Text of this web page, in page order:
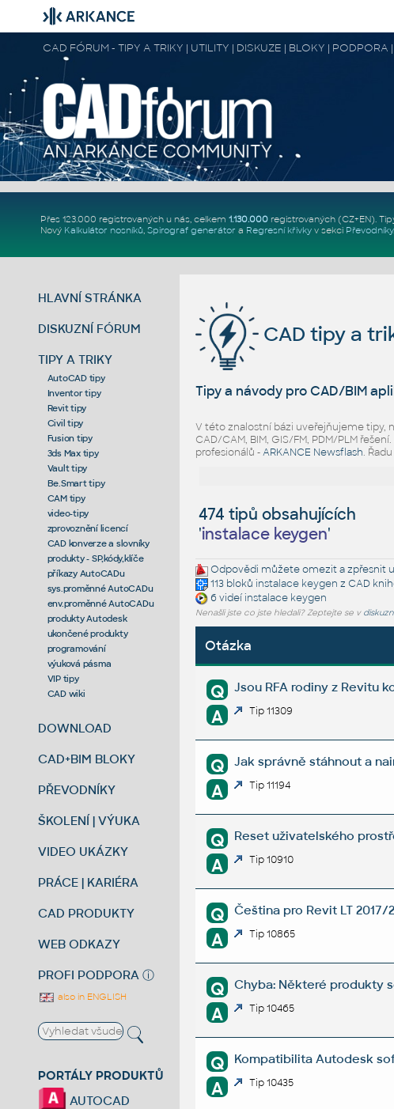
CAD FÓRUM - TIPY A TRIKY | UTILITY | DISKUZE | BLOKY |
Přes 123.000 registrovaných u nás, celkem 1.130.000registrovaných (CZ+EN).
Nový Kalkulátor nosníků, Spirograf generátor a Regresní křivkyv sekci Převodníky.
HLAVNÍ STRÁNKA
DISKUZNÍ FÓRUM
TIPY A TRIKY
AutoCAD tipy
Inventor tipy
Revit tipy
Civil tipy
Fusion tipy
3ds Max tipy
Vault tipy
Be.Smart tipy
CAM tipy
video-tipy
zprovoznění licencí
CAD konverze a slovníky
produkty - SP,kódy,klíče
příkazy AutoCADu
sys.proměnné AutoCADu
env.proměnné AutoCADu
produkty Autodesk
ukončené produkty
programování
výuková pásma
VIP tipy
CAD wiki
DOWNLOAD
CAD+BIM BLOKY
PŘEVODNÍKY
ŠKOLENÍ | VÝUKA
VIDEO UKÁZKY
PRÁCE | KARIÉRA
CAD PRODUKTY
WEB ODKAZY
PROFI PODPORA ⓘ
also in ENGLISH
PORTÁLY PRODUKTŮ
AUTOCAD
CAD tipy a
Tipy a návody pro CAD/BIM
V této znalostní bázi uveřejňujeme tipy,
CAD/CAM, BIM, GIS/FM, PDM/PLM
profesionálů -ARKANCE Newsflash.
474 tipů obsahujících
'instalace keygen'
Odpovědi můžete omezit a zpřesnit
113 bloků instalace keygen z CAD
6 videíinstalace keygen
Nenašli jste co jste hledali? Zeptejte se v
Otázka
Q Jsou RFA rodiny z Revitu
A Tip 11309
Q Jak správně stáhnout a
A Tip 11194
Q Reset uživatelského
A Tip 10910
Q Čeština pro Revit LT
A Tip 10865
Q Chyba: Některé produkty
A Tip 10465
Q Kompatibilita Autodesk
A Tip 10435